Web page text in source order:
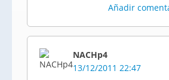
Añadir
NACHp4
13/12/2011 22:47